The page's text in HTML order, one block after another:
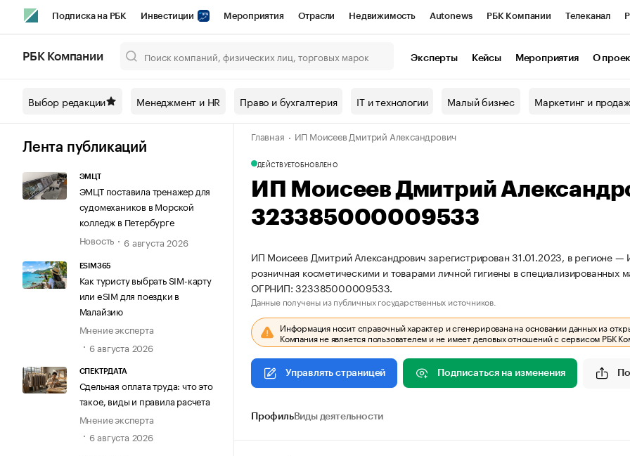
Подписка на РБК Инвестиции Мероприятия Отрасли Недвижимость Autonews РБК Компании Телеканал
Спецпроекты СПб Конференции СПб Спецпроекты Проверка контрагентов
Технологии и медиа Рынок наличной валюты
РБК Компании Эксперты Кейсы Мероприятия О
Выбор редакции Менеджмент и HR Право и бухгалтерия IT и технологии Малый бизнес Маркетинг и
Лента публикаций
ЭМЦТ
ЭМЦТ поставила тренажер для
судомехаников в Морской
колледж в Петербурге
Новость
6 августа 2026
ESIM365
Как туристу выбрать SIM-карту
или eSIM для поездки в
Малайзию
Мнение эксперта
6 августа 2026
СПЕКТРДАТА
Сдельная оплата труда: что это
такое, виды и правила расчета
Мнение эксперта
6 августа 2026
Главная ИП Моисеев Дмитрий Александрович
ДЕЙСТВУЕТОБНОВЛЕНО
ИП Моисеев Дмитрий
323385000009533
ИП Моисеев Дмитрий Александрович зарегистрирован 31.01.2023, в регионе —
розничная косметическими и товарами личной гигиены в
ОГРНИП: 323385000009533.
Данные получены из публичных государственных источников.
Информация носит справочный характер и сгенерирована на основании данных из
Компания не является пользователем и не имеет деловых отношений с сервисом РБК
Управлять страницей Подписаться на изменения
ПрофильВиды деятельности